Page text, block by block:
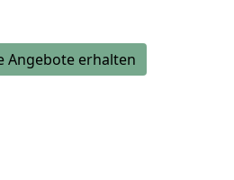
Angebote erhalten